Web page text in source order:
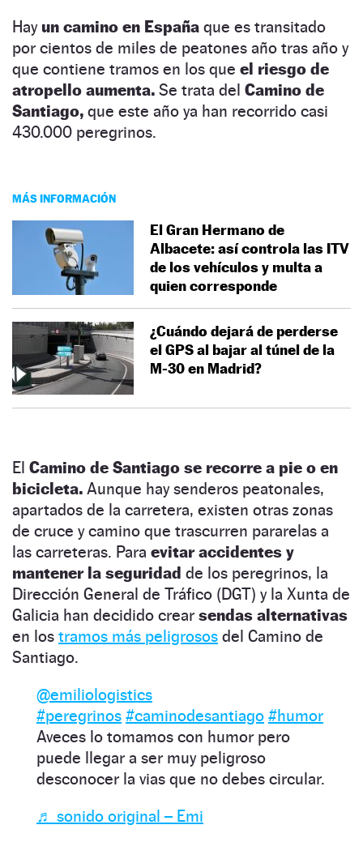
Hay un camino en España que es transitado
por cientos de miles de peatones año tras año y
que contiene tramos en los que el riesgo de
atropello aumenta. Se trata del Camino de
Santiago, que este año ya han recorrido casi
430.000 peregrinos.
MÁS INFORMACIÓN
El Gran Hermano de
Albacete: así controla las ITV
de los vehículos y multa a
quien corresponde
¿Cuándo dejará de perderse
el GPS al bajar al túnel de la
M-30 en Madrid?
El Camino de Santiago se recorre a pie o en
bicicleta. Aunque hay senderos peatonales,
apartados de la carretera, existen otras zonas
de cruce y camino que trascurren pararelas a
las carreteras. Para evitar accidentes y
mantener la seguridad de los peregrinos, la
Dirección General de Tráfico (DGT) y la Xunta de
Galicia han decidido crear sendas alternativas
en los tramos más peligrosos del Camino de
Santiago.
@emiliologistics
#peregrinos #caminodesantiago #humor
Aveces lo tomamos con humor pero
puede llegar a ser muy peligroso
desconocer la vias que no debes circular.
♬ sonido original – Emi